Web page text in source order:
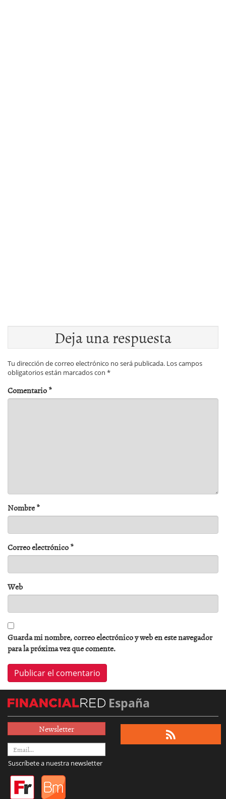
Deja una respuesta
Tu dirección de correo electrónico no será publicada. Los campos
obligatorios están marcados con *
Comentario*
Nombre*
Correo electrónico*
Web
Guarda mi nombre, correo electrónico y web en este navegador
para la próxima vez que comente.
España
Newsletter
Suscríbete a nuestra newsletter